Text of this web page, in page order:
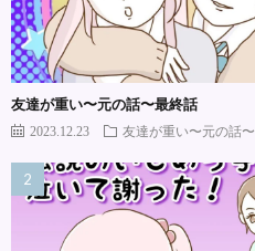
友達が重い〜元の話〜最終話
2023.12.23 友達が重い〜元の話〜